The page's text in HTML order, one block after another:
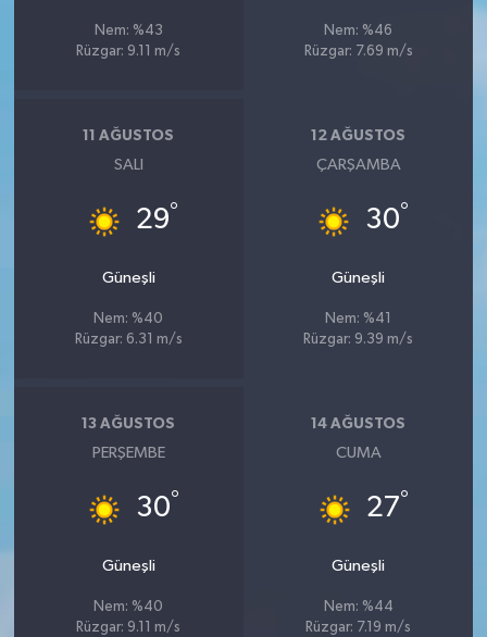
Nem: %43
Rüzgar: 9.11 m/s
Nem: %46
Rüzgar: 7.69 m/s
11 AĞUSTOS
SALI
29°
Güneşli
Nem: %40
Rüzgar: 6.31 m/s
12 AĞUSTOS
ÇARŞAMBA
30°
Güneşli
Nem: %41
Rüzgar: 9.39 m/s
13 AĞUSTOS
PERŞEMBE
30°
Güneşli
Nem: %40
Rüzgar: 9.11 m/s
14 AĞUSTOS
CUMA
27°
Güneşli
Nem: %44
Rüzgar: 7.19 m/s